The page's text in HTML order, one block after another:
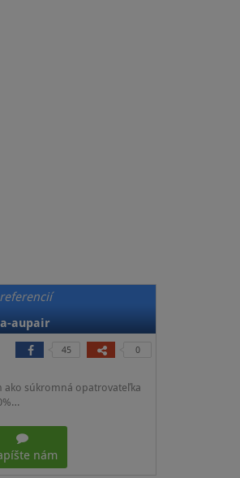
aupair
45 0
ako súkromná opatrovateľka
nám